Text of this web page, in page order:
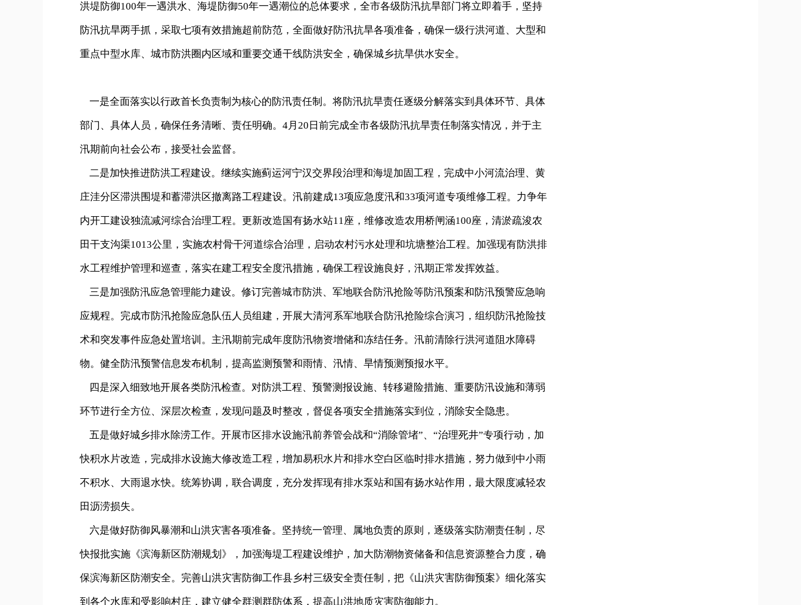
洪堤防御100年一遇洪水、海堤防御50年一遇潮位的总体要求，全市各级防汛抗旱部门将立即着手，坚持
防汛抗旱两手抓，采取七项有效措施超前防范，全面做好防汛抗旱各项准备，确保一级行洪河道、大型和
重点中型水库、城市防洪圈内区域和重要交通干线防洪安全，确保城乡抗旱供水安全。
一是全面落实以行政首长负责制为核心的防汛责任制。将防汛抗旱责任逐级分解落实到具体环节、具体
部门、具体人员，确保任务清晰、责任明确。4月20日前完成全市各级防汛抗旱责任制落实情况，并于主
汛期前向社会公布，接受社会监督。
二是加快推进防洪工程建设。继续实施蓟运河宁汉交界段治理和海堤加固工程，完成中小河流治理、黄
庄洼分区滞洪围堤和蓄滞洪区撤离路工程建设。汛前建成13项应急度汛和33项河道专项维修工程。力争年
内开工建设独流减河综合治理工程。更新改造国有扬水站11座，维修改造农用桥闸涵100座，清淤疏浚农
田干支沟渠1013公里，实施农村骨干河道综合治理，启动农村污水处理和坑塘整治工程。加强现有防洪排
水工程维护管理和巡查，落实在建工程安全度汛措施，确保工程设施良好，汛期正常发挥效益。
三是加强防汛应急管理能力建设。修订完善城市防洪、军地联合防汛抢险等防汛预案和防汛预警应急响
应规程。完成市防汛抢险应急队伍人员组建，开展大清河系军地联合防汛抢险综合演习，组织防汛抢险技
术和突发事件应急处置培训。主汛期前完成年度防汛物资增储和冻结任务。汛前清除行洪河道阻水障碍
物。健全防汛预警信息发布机制，提高监测预警和雨情、汛情、旱情预测预报水平。
四是深入细致地开展各类防汛检查。对防洪工程、预警测报设施、转移避险措施、重要防汛设施和薄弱
环节进行全方位、深层次检查，发现问题及时整改，督促各项安全措施落实到位，消除安全隐患。
五是做好城乡排水除涝工作。开展市区排水设施汛前养管会战和“消除管堵”、“治理死井”专项行动，加
快积水片改造，完成排水设施大修改造工程，增加易积水片和排水空白区临时排水措施，努力做到中小雨
不积水、大雨退水快。统筹协调，联合调度，充分发挥现有排水泵站和国有扬水站作用，最大限度减轻农
田沥涝损失。
六是做好防御风暴潮和山洪灾害各项准备。坚持统一管理、属地负责的原则，逐级落实防潮责任制，尽
快报批实施《滨海新区防潮规划》，加强海堤工程建设维护，加大防潮物资储备和信息资源整合力度，确
保滨海新区防潮安全。完善山洪灾害防御工作县乡村三级安全责任制，把《山洪灾害防御预案》细化落实
到各个水库和受影响村庄，建立健全群测群防体系，提高山洪地质灾害防御能力。